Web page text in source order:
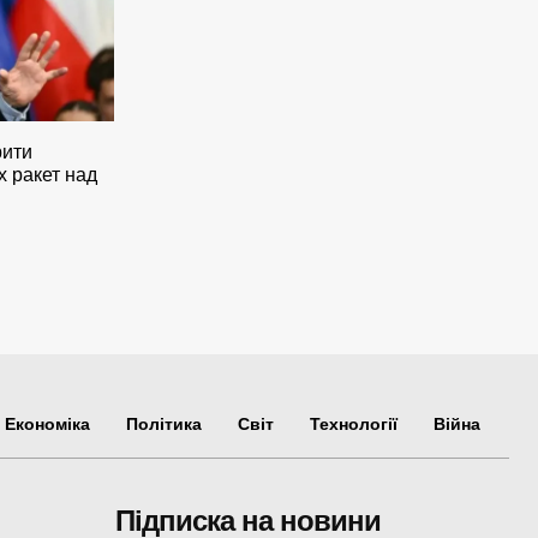
ракет над
Економіка Політика Світ Технології Війна
Підписка на новини